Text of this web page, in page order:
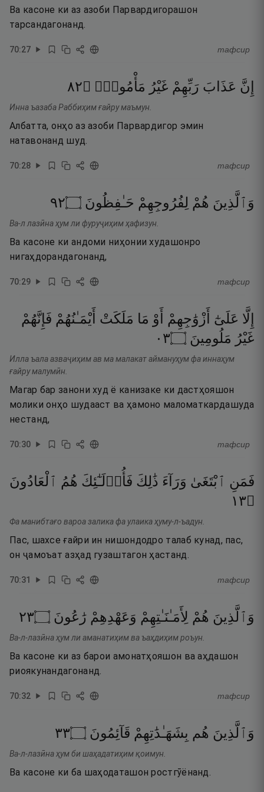
Ва касоне ки аз азоби Парвардигорашон
тарсандагонанд.
70:27 тафсир
إِنَّ عَذَابَ رَبِّهِمْ غَيْرُ مَأْمُونٍۢ ۝٢٨
Инна ъазаба Раббиҳим ғайру маъмун.
Албатта, онҳо аз азоби Парвардигор эмин
натавонанд шуд.
70:28 тафсир
وَٱلَّذِينَ هُمْ لِفُرُوجِهِمْ حَـٰفِظُونَ ۝٢٩
Ва-л лазӣна ҳум ли фуруҷиҳим ҳафизун.
Ва касоне ки андоми ниҳонии худашонро
нигаҳдорандагонанд,
70:29 тафсир
إِلَّا عَلَىٰٓ أَزْوَٰجِهِمْ أَوْ مَا مَلَكَتْ أَيْمَـٰنُهُمْ فَإِنَّهُمْ
غَيْرُ مَلُومِينَ ۝٣٠
Илла ъала азваҷиҳим ав ма малакат аймануҳум фа иннаҳум
ғайру малумӣн.
Магар бар занони худ ё канизаке ки дастҳояшон
молики онҳо шудааст ва ҳамоно маломаткардашуда
нестанд,
70:30 тафсир
فَمَنِ ٱبْتَغَىٰ وَرَآءَ ذَٰلِكَ فَأُو۟لَـٰٓئِكَ هُمُ ٱلْعَادُونَ
۝٣١
Фа манибтағо вароа залика фа улаика ҳуму-л-ъадун.
Пас, шахсе ғайри ин нишондодро талаб кунад, пас,
он ҷамоъат азҳад гузаштагон ҳастанд.
70:31 тафсир
وَٱلَّذِينَ هُمْ لِأَمَـٰنَـٰتِهِمْ وَعَهْدِهِمْ رَٰعُونَ ۝٣٢
Ва-л-лазӣна ҳум ли аманатиҳим ва ъаҳдиҳим роъун.
Ва касоне ки аз барои амонатҳояшон ва аҳдашон
риоякунандагонанд.
70:32 тафсир
وَٱلَّذِينَ هُم بِشَهَـٰدَٰتِهِمْ قَآئِمُونَ ۝٣٣
Ва-л-лазӣна ҳум би шаҳадатиҳим қоимун.
Ва касоне ки ба шаҳодаташон ростгӯёнанд.